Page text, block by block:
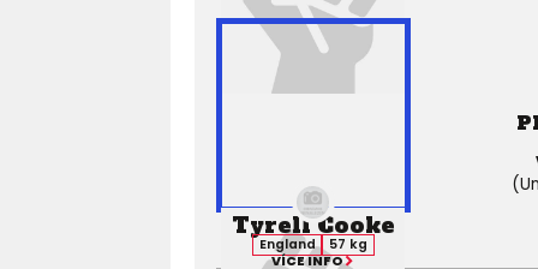
Tyrell Cooke
England
57 kg
VÍCE INFO